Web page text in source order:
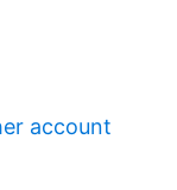
account